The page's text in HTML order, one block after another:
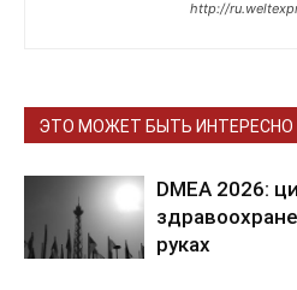
http://
ЭТО МОЖЕТ БЫТЬ ИНТЕРЕСНО
DMEA 2026:
руках